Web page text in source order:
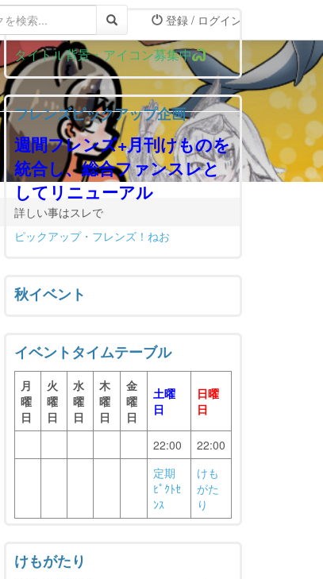
登録 / ログイン
おしらせ
タイトル背景・アイコン募集中
フレンズピックアップ企画
週間フレンズ+月刊けものを
統合し、総合ファンスレと
してリニューアル
詳しい事はスレで
ピックアップ・フレンズ！ねお
秋イベント
イベントタイムテーブル
月
曜
日
火
曜
日
水
曜
日
木
曜
日
金
曜
日
土曜
日
日曜
日
22:00
22:00
定期
ﾋﾟｸﾄｾ
ﾝｽ
けも
がた
り
けもがたり